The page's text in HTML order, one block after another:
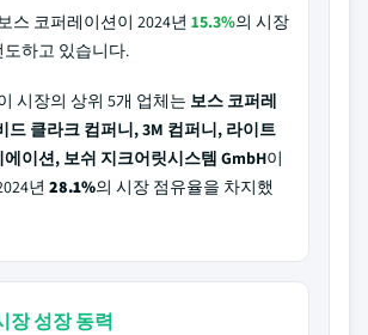
스 코퍼레이션이 2024년 15.3%의 시장
하고 있습니다.
시장의 상위 5개 업체는 보스 코퍼레
드 클라크 컴퍼니, 3M 컴퍼니, 라이트
이션, 보쉬 지크어릿시스템 GmbH이
년 28.1%의 시장 점유율을 차지했
장 성장 동력